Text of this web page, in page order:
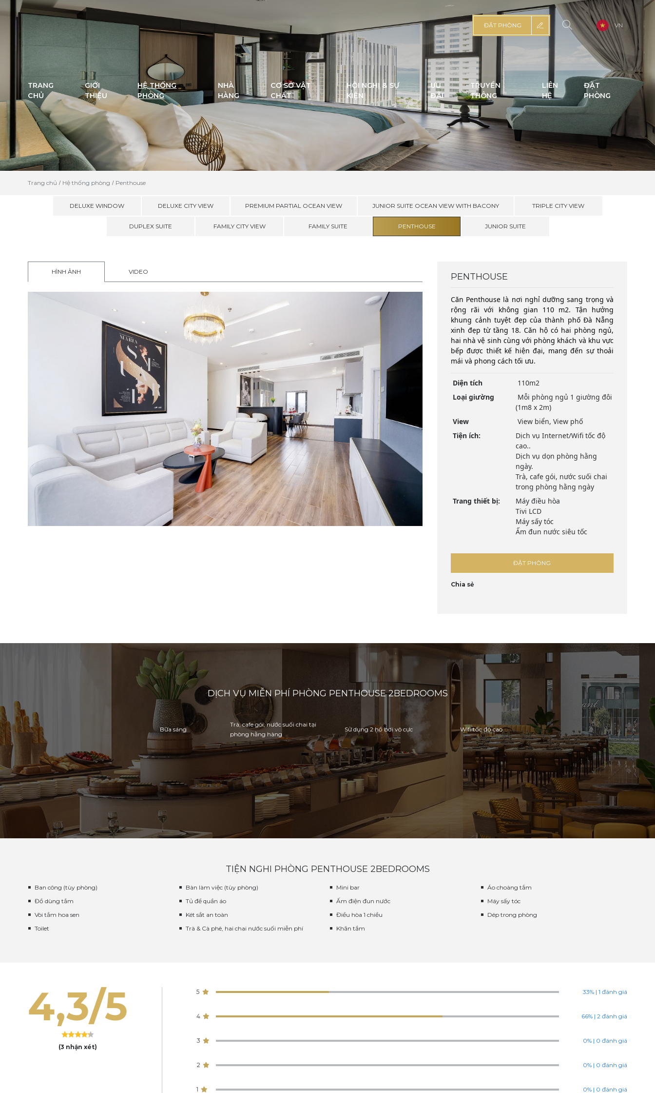
ĐẶT PHÒNG VN
TRANG
CHỦ
GIỚI
THIỆU
HỆ THỐNG
PHÒNG
NHÀ
HÀNG
CƠ SỞ VẬT
CHẤT
HỘI NGHỊ & SỰ
KIỆN
ƯU
ĐÃI
TRUYỀN
THÔNG
LIÊN
HỆ
ĐẶT
PHÒNG
Trang chủ Hệ thống phòng Penthouse
DELUXE WINDOW DELUXE CITY VIEW PREMIUM PARTIAL OCEAN VIEW JUNIOR SUITE OCEAN VIEW WITH BACONY TRIPLE CITY VIEW
DUPLEX SUITE FAMILY CITY VIEW FAMILY SUITE PENTHOUSE JUNIOR SUITE
HÌNH ẢNH VIDEO PENTHOUSE
Căn Penthouse là nơi nghỉ dưỡng sang trọng và
rộng rãi với không gian 110 m2. Tận hưởng
khung cảnh tuyệt đẹp của thành phố Đà Nẵng
xinh đẹp từ tầng 18. Căn hộ có hai phòng ngủ,
hai nhà vệ sinh cùng với phòng khách và khu vực
bếp được thiết kế hiện đại, mang đến sự thoải
mái và phong cách tối ưu.
Diện tích
110m2
Loại giường
Mỗi phòng ngủ 1 giường đôi
(1m8 x 2m)
View
View biển, View phố
Tiện ích:
Dịch vụ Internet/Wifi tốc độ
cao..
Dịch vụ dọn phòng hằng
ngày.
Trà, cafe gói, nước suối chai
trong phòng hằng ngày
Trang thiết bị:
Máy điều hòa
Tivi LCD
Máy sấy tóc
Ấm đun nước siêu tốc
ĐẶT PHÒNG
Chia sẻ
DỊCH VỤ MIỄN PHÍ PHÒNG PENTHOUSE 2BEDROOMS
Bữa sáng
Trà, cafe gói, nước suối chai tại
phòng hằng hàng
Sử dụng 2 hồ bơi vô cực Wifi tốc độ cao
TIỆN NGHI PHÒNG PENTHOUSE 2BEDROOMS
Ban công (tùy phòng) Bàn làm việc (tùy phòng) Mini bar
Áo choàng tắm
Đồ dùng tắm
Tủ để quần áo Ấm điện đun nước
Máy sấy tóc
Vòi tắm hoa sen
Két sắt an toàn Điều hòa 1 chiều
Dép trong phòng
Toilet
Trà & Cà phê, hai chai nước suối miễn phí Khăn tắm
4,3/5
(3 nhận xét)
5 33% | 1 đánh giá
4 66% | 2 đánh giá
3 0% | 0 đánh giá
2 0% | 0 đánh giá
1 0% | 0 đánh giá